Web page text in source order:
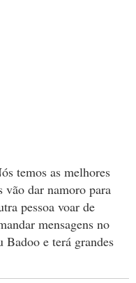
temos as melhores
vão dar namoro para
pessoa voar de
mensagens no
e terá grandes